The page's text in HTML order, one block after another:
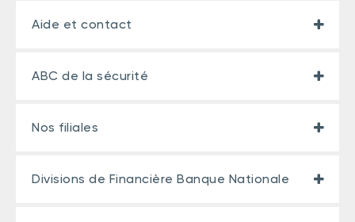
Aide et contact
ABC de la sécurité
Nos filiales
Divisions de Financière Banque Nationale